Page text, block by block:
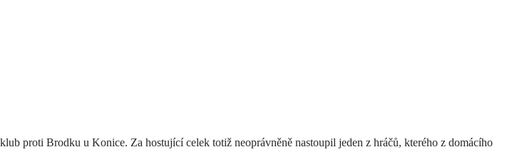
proti Brodku u Konice. Za hostující celek totiž neoprávněně nastoupil jeden z hráčů, kterého z domácího